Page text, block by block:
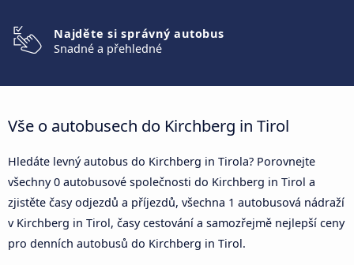
Najděte si správný autobus
Snadné a přehledné
Vše o autobusech do Kirchberg in Tirol
Hledáte levný autobus do Kirchberg in Tirola? Porovnejte
všechny 0 autobusové společnosti do Kirchberg in Tirol a
zjistěte časy odjezdů a příjezdů, všechna 1 autobusová nádraží
v Kirchberg in Tirol, časy cestování a samozřejmě nejlepší ceny
pro denních autobusů do Kirchberg in Tirol.